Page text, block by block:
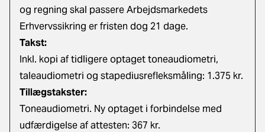
og regning skal passere Arbejdsmarkedets
Erhvervssikring er fristen dog 21 dage.
Takst:
Inkl. kopi af tidligere optaget toneaudiometri,
taleaudiometri og stapediusrefleksmåling: 1.375 kr.
Tillægstakster:
Toneaudiometri. Ny optaget i forbindelse med
udfærdigelse af attesten: 367 kr.